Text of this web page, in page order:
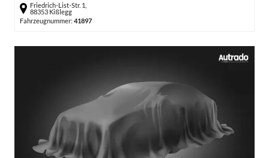
Friedrich-List-Str. 1,
88353 Kißlegg
Fahrzeugnummer: 41897